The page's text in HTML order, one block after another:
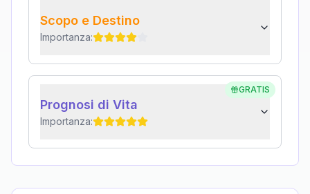
Scopo e Destino
Importanza:
GRATIS
Prognosi di Vita
Importanza: